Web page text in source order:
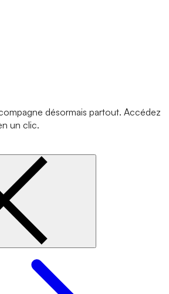
désormais partout. Accédez
un clic.